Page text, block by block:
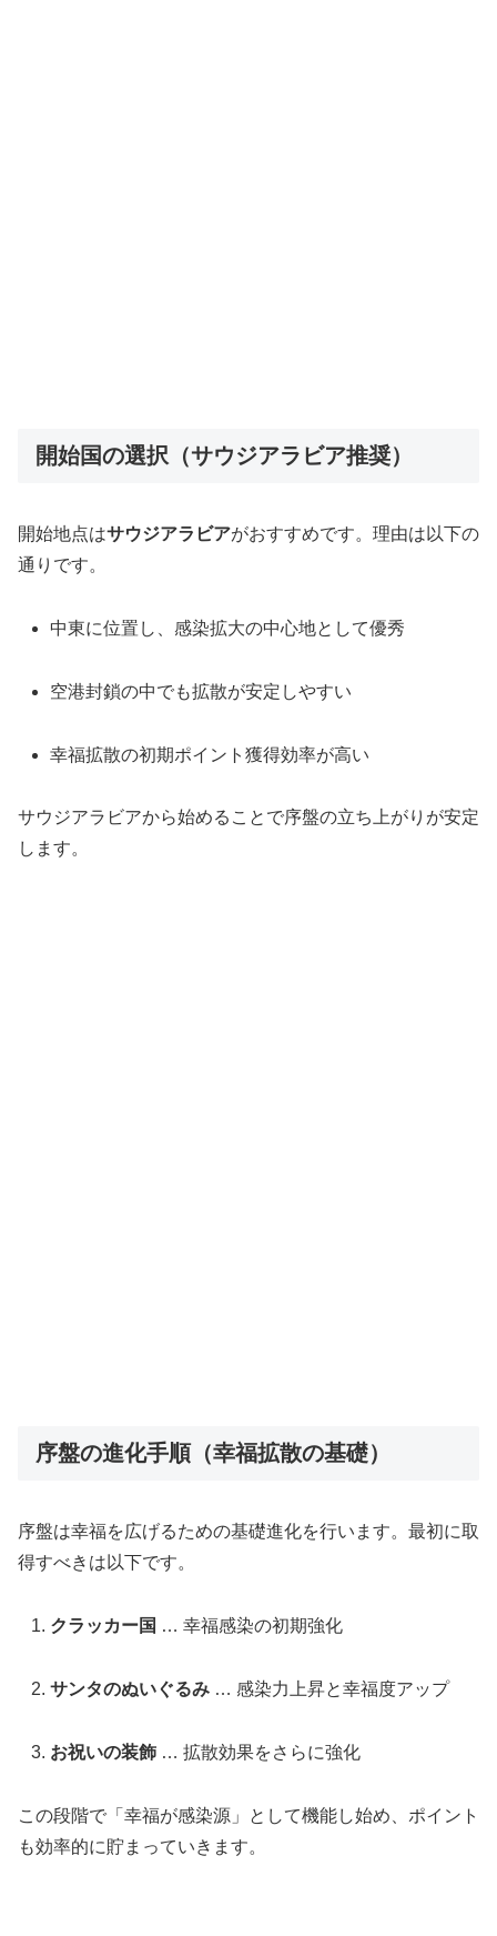
開始国の選択（サウジアラビア推奨）
開始地点はサウジアラビアがおすすめです。理由は以下の
通りです。
中東に位置し、感染拡大の中心地として優秀
空港封鎖の中でも拡散が安定しやすい
幸福拡散の初期ポイント獲得効率が高い
サウジアラビアから始めることで序盤の立ち上がりが安定
します。
序盤の進化手順（幸福拡散の基礎）
序盤は幸福を広げるための基礎進化を行います。最初に取
得すべきは以下です。
クラッカー国 … 幸福感染の初期強化
サンタのぬいぐるみ … 感染力上昇と幸福度アップ
お祝いの装飾 … 拡散効果をさらに強化
この段階で「幸福が感染源」として機能し始め、ポイント
も効率的に貯まっていきます。